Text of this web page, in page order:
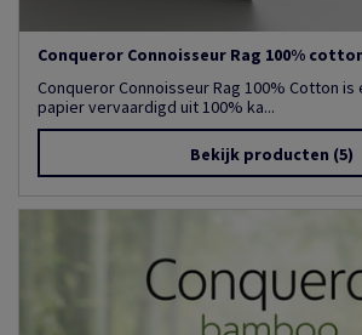
Conqueror Connoisseur Rag 100%
Conqueror Connoisseur Rag 100% Cotton
papier vervaardigd uit 100% ka...
Bekijk producten (5)